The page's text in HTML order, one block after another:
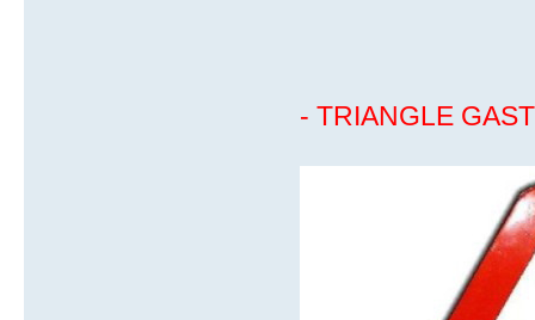
- TRIANGLE